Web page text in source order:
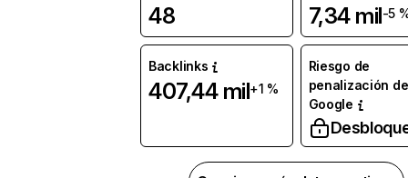
48 7,34 mil-5
Backlinks
407,44 mil+1 %
Riesgo de
penalización de
Google